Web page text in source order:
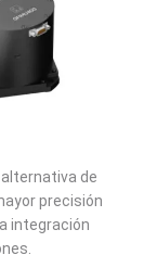
de
precisión
integración